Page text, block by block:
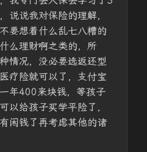
说说我对保险的理解，
要想着什么乱七八糟的
么理财啊之类的，所
情况，没必要选返还型
疗险就可以了，支付宝
年400来块钱，等孩子
以给孩子买学平险了，
闲钱了再考虑其他的诸